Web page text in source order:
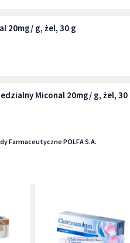
20mg/ g, żel, 30 g
Miconal 20mg/ g, żel, 30
Farmaceutyczne POLFA S.A.